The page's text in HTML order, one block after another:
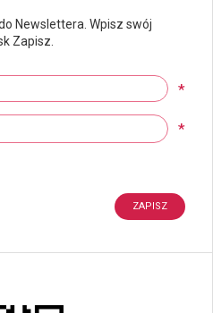
Newslettera. Wpisz swój
Zapisz.
*
*